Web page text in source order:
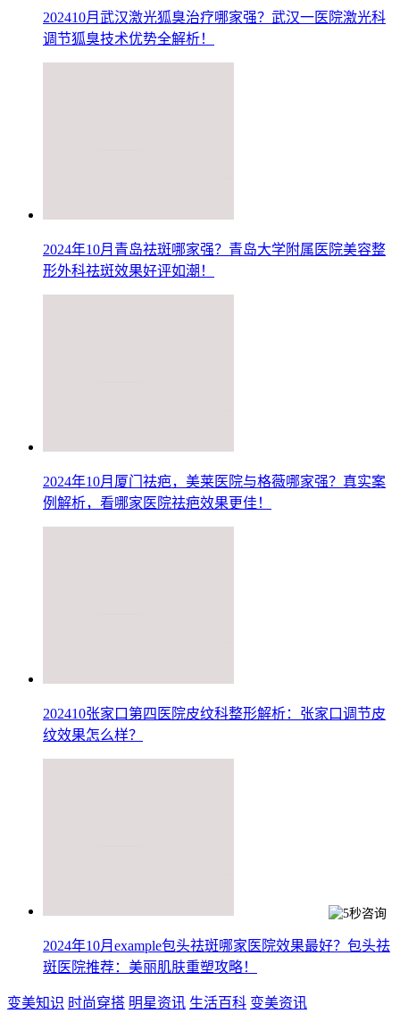
202410月武汉激光狐臭治疗哪家强？武汉一医院激光科
调节狐臭技术优势全解析！
2024年10月青岛祛斑哪家强？青岛大学附属医院美容整
形外科祛斑效果好评如潮！
2024年10月厦门祛疤，美莱医院与格薇哪家强？真实案
例解析，看哪家医院祛疤效果更佳！
202410张家口第四医院皮纹科整形解析：张家口调节皮
纹效果怎么样？
2024年10月example包头祛斑哪家医院效果最好？包头祛
斑医院推荐：美丽肌肤重塑攻略！
变美知识 时尚穿搭 明星资讯 生活百科 变美资讯